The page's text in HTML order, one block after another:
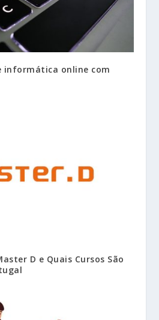
informática online com
D e Quais Cursos São